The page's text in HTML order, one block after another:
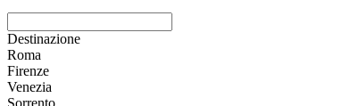
Destinazione
Roma
Firenze
Venezia
Sorrento